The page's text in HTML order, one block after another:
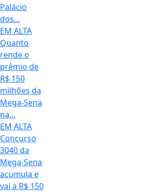
Palácio
dos...
EM ALTA
Quanto
rende o
prêmio de
R$ 150
milhões da
Mega-Sena
na...
EM ALTA
Concurso
3040 da
Mega-Sena
acumula e
vai a R$ 150